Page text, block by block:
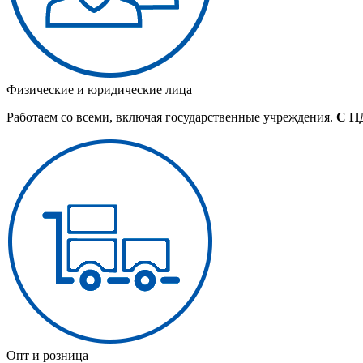
Физические и юридические лица
Работаем со всеми, включая государственные учреждения. С
Опт и розница